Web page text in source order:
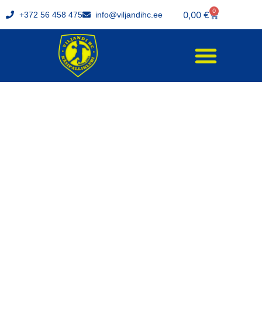
+372 56 458 475 info@viljandihc.ee 0,00 € 0